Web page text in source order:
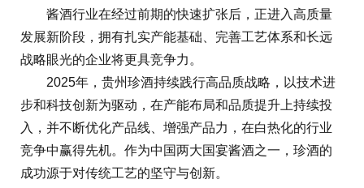
酱酒行业在经过前期的快速扩张后，正进入高质量
发展新阶段，拥有扎实产能基础、完善工艺体系和长远
战略眼光的企业将更具竞争力。
2025年，贵州珍酒持续践行高品质战略，以技术进
步和科技创新为驱动，在产能布局和品质提升上持续投
入，并不断优化产品线、增强产品力，在白热化的行业
竞争中赢得先机。作为中国两大国宴酱酒之一，珍酒的
成功源于对传统工艺的坚守与创新。